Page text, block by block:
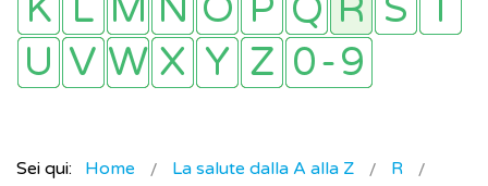
Sei qui: Home La salute dalla A alla Z
R